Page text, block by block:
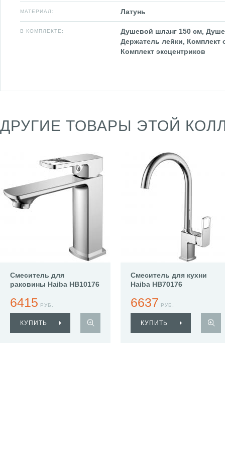
МАТЕРИАЛ: Латунь
В КОМПЛЕКТЕ:
Душевой шланг 150 см,
Держатель лейки, Комплект
Комплект эксцентриков
ДРУГИЕ ТОВАРЫ ЭТОЙ
Смеситель для
раковины Haiba HB10176
6415 РУБ.
КУПИТЬ
Смеситель для кухни
Haiba HB70176
6637 РУБ.
КУПИТЬ